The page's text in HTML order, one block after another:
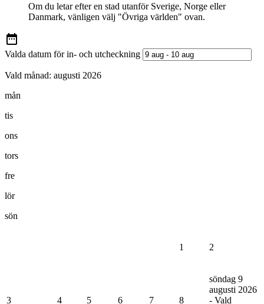
Om du letar efter en stad utanför Sverige, Norge eller
Danmark, vänligen välj "Övriga världen" ovan.
Valda datum för in- och utcheckning
Vald månad: augusti 2026
mån
tis
ons
tors
fre
lör
sön
1 2
3 4 5 6 7 8
söndag 9
augusti 2026
- Vald